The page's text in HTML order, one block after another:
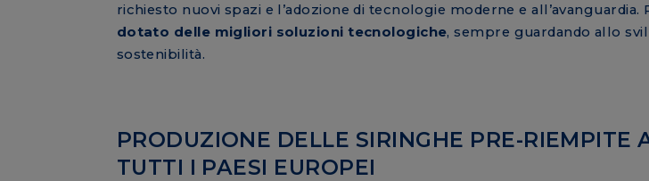
richiesto nuovi spazi e l’adozione di tecnologie moderne e
dotato delle migliori soluzioni tecnologiche, sempre guardando allo
sostenibilità.
PRODUZIONE DELLE SIRINGHE PRE-RIEMPITE
TUTTI I PAESI EUROPEI